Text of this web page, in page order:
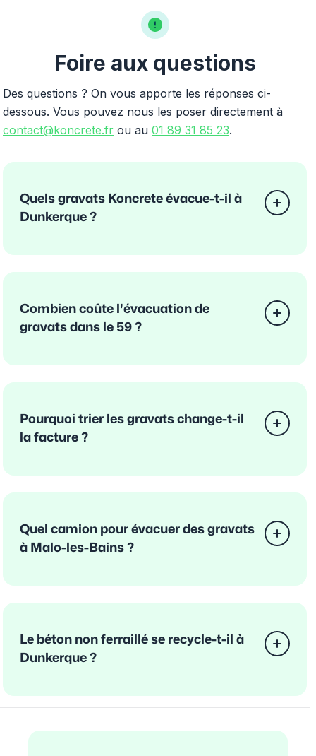
Foire aux questions
Des questions ? On vous apporte les réponses ci-
dessous. Vous pouvez nous les poser directement à
contact@koncrete.fr ou au 01 89 31 85 23.
Quels gravats Koncrete évacue-t-il à
Dunkerque ?
Combien coûte l'évacuation de
gravats dans le 59 ?
Pourquoi trier les gravats change-t-il
la facture ?
Quel camion pour évacuer des gravats
à Malo-les-Bains ?
Le béton non ferraillé se recycle-t-il à
Dunkerque ?